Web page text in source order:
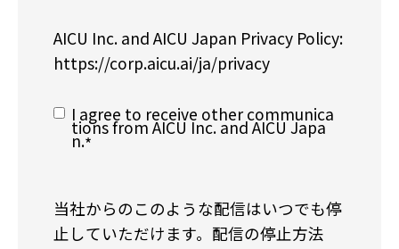
AICU Inc. and AICU Japan Privacy Policy:
https://corp.aicu.ai/ja/privacy
I agree to receive other communica
tions from AICU Inc. and AICU Japa
n.*
当社からのこのような配信はいつでも停
止していただけます。配信の停止方法